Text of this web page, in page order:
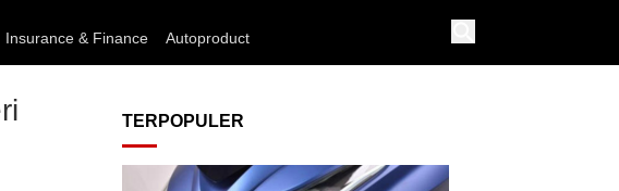
Insurance & Finance Autoproduct
TERPOPULER